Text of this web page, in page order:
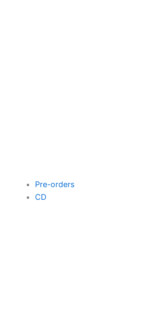
Pre-orders
CD